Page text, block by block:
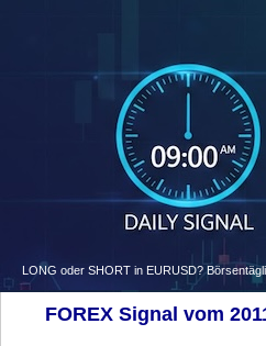
LONG oder SHORT in EURUSD?
FOREX Signal vom